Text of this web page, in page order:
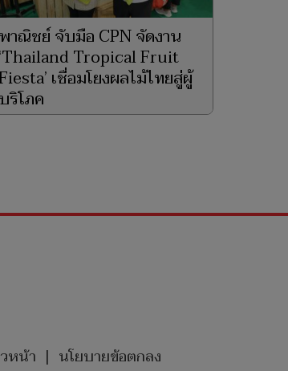
พาณิชย์ จับมือ CPN จัดงาน
‘Thailand Tropical Fruit
เชื่อมโยงผลไม้ไทยสู่ผู้
บริโภค
หน้า | นโยบายข้อตกลง